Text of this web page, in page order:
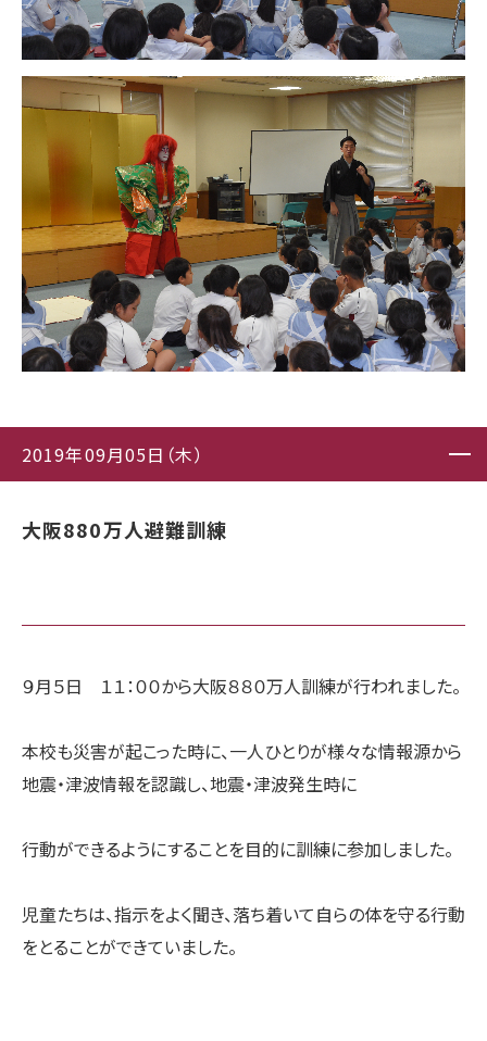
2019年09月05日（木）
大阪880万人避難訓練
９月５日 １１：００から大阪８８０万人訓練が行われました。
本校も災害が起こった時に、一人ひとりが様々な情報源から
地震・津波情報を認識し、地震・津波発生時に
行動ができるようにすることを目的に訓練に参加しました。
児童たちは、指示をよく聞き、落ち着いて自らの体を守る行動
をとることができていました。